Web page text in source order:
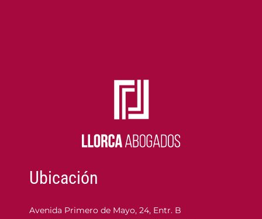
Ubicación
Avenida Primero de Mayo, 24, Entr. B